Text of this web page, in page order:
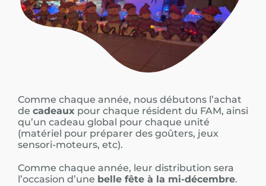
Espace privé
Comme chaque année, nous débutons l’achat
de cadeaux pour chaque résident du FAM, ainsi
qu’un cadeau global pour chaque unité
(matériel pour préparer des goûters, jeux
sensori-moteurs, etc).
Comme chaque année, leur distribution sera
l’occasion d’une belle fête à la mi-décembre.